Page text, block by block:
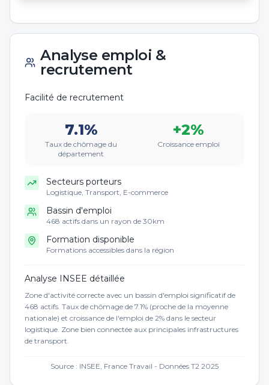
Analyse emploi &
recrutement
Facilité de recrutement
7.1%
Taux de chômage du
département
+2%
Croissance emploi
Secteurs porteurs
Logistique, Transport, E-commerce
Bassin d'emploi
468 actifs dans un rayon de 30km
Formation disponible
Formations accessibles dans la région
Analyse INSEE détaillée
Zone d'activité correcte avec un bassin d'emploi significatif de
468 actifs. Taux de chômage de 7.1% (proche de la moyenne
nationale) et croissance de l'emploi de 2% dans le secteur
logistique. Zone bien connectée aux principales infrastructures
de transport.
Source : INSEE, France Travail - Données T2 2025